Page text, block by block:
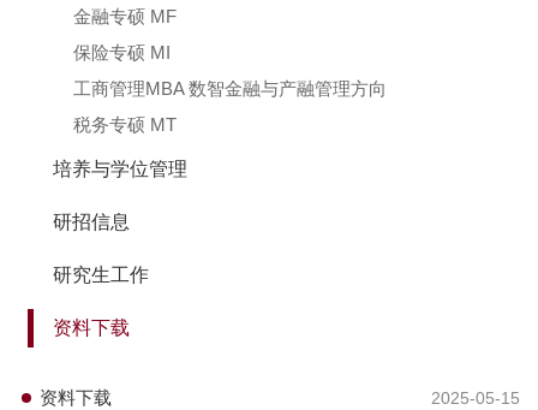
金融专硕 MF
保险专硕 MI
工商管理MBA 数智金融与产融管理方向
税务专硕 MT
培养与学位管理
研招信息
研究生工作
资料下载
2025-05-15
资料下载